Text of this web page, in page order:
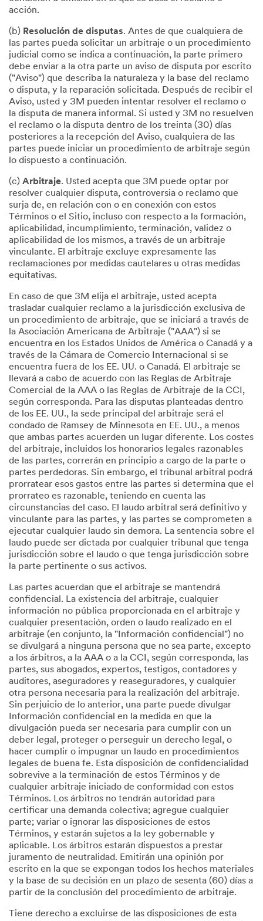
acción.
(b) Resolución de disputas. Antes de que cualquiera de
las partes pueda solicitar un arbitraje o un procedimiento
judicial como se indica a continuación, la parte primero
debe enviar a la otra parte un aviso de disputa por escrito
("Aviso") que describa la naturaleza y la base del reclamo
o disputa, y la reparación solicitada. Después de recibir el
Aviso, usted y 3M pueden intentar resolver el reclamo o
la disputa de manera informal. Si usted y 3M no resuelven
el reclamo o la disputa dentro de los treinta (30) días
posteriores a la recepción del Aviso, cualquiera de las
partes puede iniciar un procedimiento de arbitraje según
lo dispuesto a continuación.
(c) Arbitraje. Usted acepta que 3M puede optar por
resolver cualquier disputa, controversia o reclamo que
surja de, en relación con o en conexión con estos
Términos o el Sitio, incluso con respecto a la formación,
aplicabilidad, incumplimiento, terminación, validez o
aplicabilidad de los mismos, a través de un arbitraje
vinculante. El arbitraje excluye expresamente las
reclamaciones por medidas cautelares u otras medidas
equitativas.
En caso de que 3M elija el arbitraje, usted acepta
trasladar cualquier reclamo a la jurisdicción exclusiva de
un procedimiento de arbitraje, que se iniciará a través de
la Asociación Americana de Arbitraje ("AAA") si se
encuentra en los Estados Unidos de América o Canadá y a
través de la Cámara de Comercio Internacional si se
encuentra fuera de los EE. UU. o Canadá. El arbitraje se
llevará a cabo de acuerdo con las Reglas de Arbitraje
Comercial de la AAA o las Reglas de Arbitraje de la CCI,
según corresponda. Para las disputas planteadas dentro
de los EE. UU., la sede principal del arbitraje será el
condado de Ramsey de Minnesota en EE. UU., a menos
que ambas partes acuerden un lugar diferente. Los costes
del arbitraje, incluidos los honorarios legales razonables
de las partes, correrán en principio a cargo de la parte o
partes perdedoras. Sin embargo, el tribunal arbitral podrá
prorratear esos gastos entre las partes si determina que el
prorrateo es razonable, teniendo en cuenta las
circunstancias del caso. El laudo arbitral será definitivo y
vinculante para las partes, y las partes se comprometen a
ejecutar cualquier laudo sin demora. La sentencia sobre el
laudo puede ser dictada por cualquier tribunal que tenga
jurisdicción sobre el laudo o que tenga jurisdicción sobre
la parte pertinente o sus activos.
Las partes acuerdan que el arbitraje se mantendrá
confidencial. La existencia del arbitraje, cualquier
información no pública proporcionada en el arbitraje y
cualquier presentación, orden o laudo realizado en el
arbitraje (en conjunto, la "Información confidencial") no
se divulgará a ninguna persona que no sea parte, excepto
a los árbitros, a la AAA o a la CCI, según corresponda, las
partes, sus abogados, expertos, testigos, contadores y
auditores, aseguradores y reaseguradores, y cualquier
otra persona necesaria para la realización del arbitraje.
Sin perjuicio de lo anterior, una parte puede divulgar
Información confidencial en la medida en que la
divulgación pueda ser necesaria para cumplir con un
deber legal, proteger o perseguir un derecho legal, o
hacer cumplir o impugnar un laudo en procedimientos
legales de buena fe. Esta disposición de confidencialidad
sobrevive a la terminación de estos Términos y de
cualquier arbitraje iniciado de conformidad con estos
Términos. Los árbitros no tendrán autoridad para
certificar una demanda colectiva; agregue cualquier
parte; variar o ignorar las disposiciones de estos
Términos, y estarán sujetos a la ley gobernable y
aplicable. Los árbitros estarán dispuestos a prestar
juramento de neutralidad. Emitirán una opinión por
escrito en la que se expongan todos los hechos materiales
y la base de su decisión en un plazo de sesenta (60) días a
partir de la conclusión del procedimiento de arbitraje.
Tiene derecho a excluirse de las disposiciones de esta